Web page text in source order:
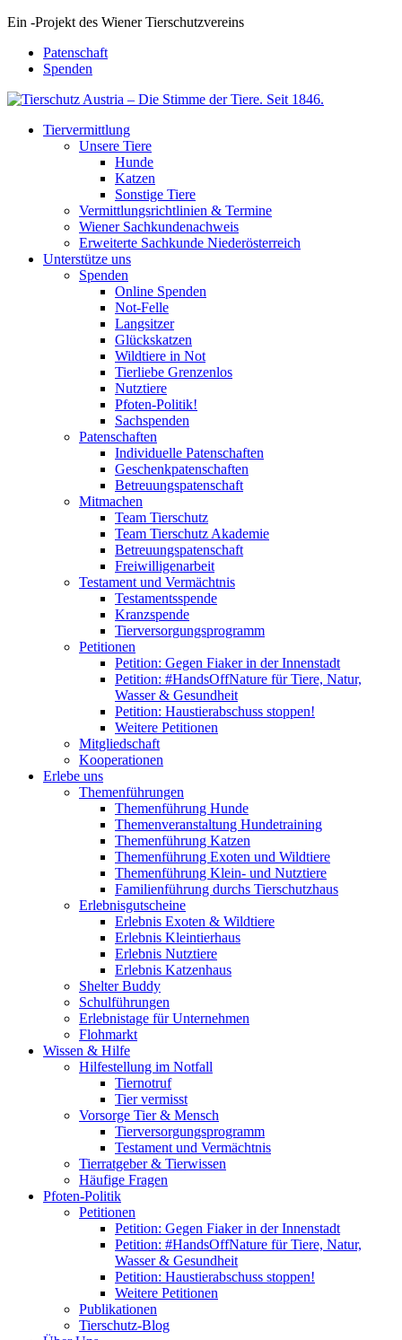
Ein -Projekt des Wiener Tierschutzvereins
Patenschaft
Spenden
Tiervermittlung
Unsere Tiere
Hunde
Katzen
Sonstige Tiere
Vermittlungsrichtlinien & Termine
Wiener Sachkundenachweis
Erweiterte Sachkunde Niederösterreich
Unterstütze uns
Spenden
Online Spenden
Not-Felle
Langsitzer
Glückskatzen
Wildtiere in Not
Tierliebe Grenzenlos
Nutztiere
Pfoten-Politik!
Sachspenden
Patenschaften
Individuelle Patenschaften
Geschenkpatenschaften
Betreuungspatenschaft
Mitmachen
Team Tierschutz
Team Tierschutz Akademie
Betreuungspatenschaft
Freiwilligenarbeit
Testament und Vermächtnis
Testamentsspende
Kranzspende
Tierversorgungsprogramm
Petitionen
Petition: Gegen Fiaker in der Innenstadt
Petition: #HandsOffNature für Tiere, Natur,
Wasser & Gesundheit
Petition: Haustierabschuss stoppen!
Weitere Petitionen
Mitgliedschaft
Kooperationen
Erlebe uns
Themenführungen
Themenführung Hunde
Themenveranstaltung Hundetraining
Themenführung Katzen
Themenführung Exoten und Wildtiere
Themenführung Klein- und Nutztiere
Familienführung durchs Tierschutzhaus
Erlebnisgutscheine
Erlebnis Exoten & Wildtiere
Erlebnis Kleintierhaus
Erlebnis Nutztiere
Erlebnis Katzenhaus
Shelter Buddy
Schulführungen
Erlebnistage für Unternehmen
Flohmarkt
Wissen & Hilfe
Hilfestellung im Notfall
Tiernotruf
Tier vermisst
Vorsorge Tier & Mensch
Tierversorgungsprogramm
Testament und Vermächtnis
Tierratgeber & Tierwissen
Häufige Fragen
Pfoten-Politik
Petitionen
Petition: Gegen Fiaker in der Innenstadt
Petition: #HandsOffNature für Tiere, Natur,
Wasser & Gesundheit
Petition: Haustierabschuss stoppen!
Weitere Petitionen
Publikationen
Tierschutz-Blog